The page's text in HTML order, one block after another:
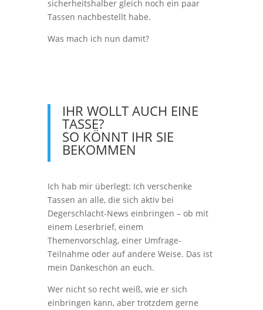
sicherheitshalber gleich noch ein paar
Tassen nachbestellt habe.
Was mach ich nun damit?
IHR WOLLT AUCH EINE
TASSE?
SO KÖNNT IHR SIE
BEKOMMEN
Ich hab mir überlegt: Ich verschenke
Tassen an alle, die sich aktiv bei
Degerschlacht-News einbringen – ob mit
einem Leserbrief, einem
Themenvorschlag, einer Umfrage-
Teilnahme oder auf andere Weise. Das ist
mein Dankeschön an euch.
Wer nicht so recht weiß, wie er sich
einbringen kann, aber trotzdem gerne